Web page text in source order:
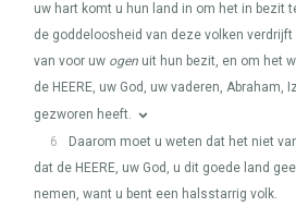
uw hart komt u hun land in om het in bezit
de goddeloosheid van deze volken verdrijft
van voor uw ogen uit hun bezit, en om het
de HEERE, uw God, uw vaderen, Abraham,
gezworen heeft.
6
Daarom moet u weten dat het niet
dat de HEERE, uw God, u dit goede land
nemen, want u bent een halsstarrig volk.